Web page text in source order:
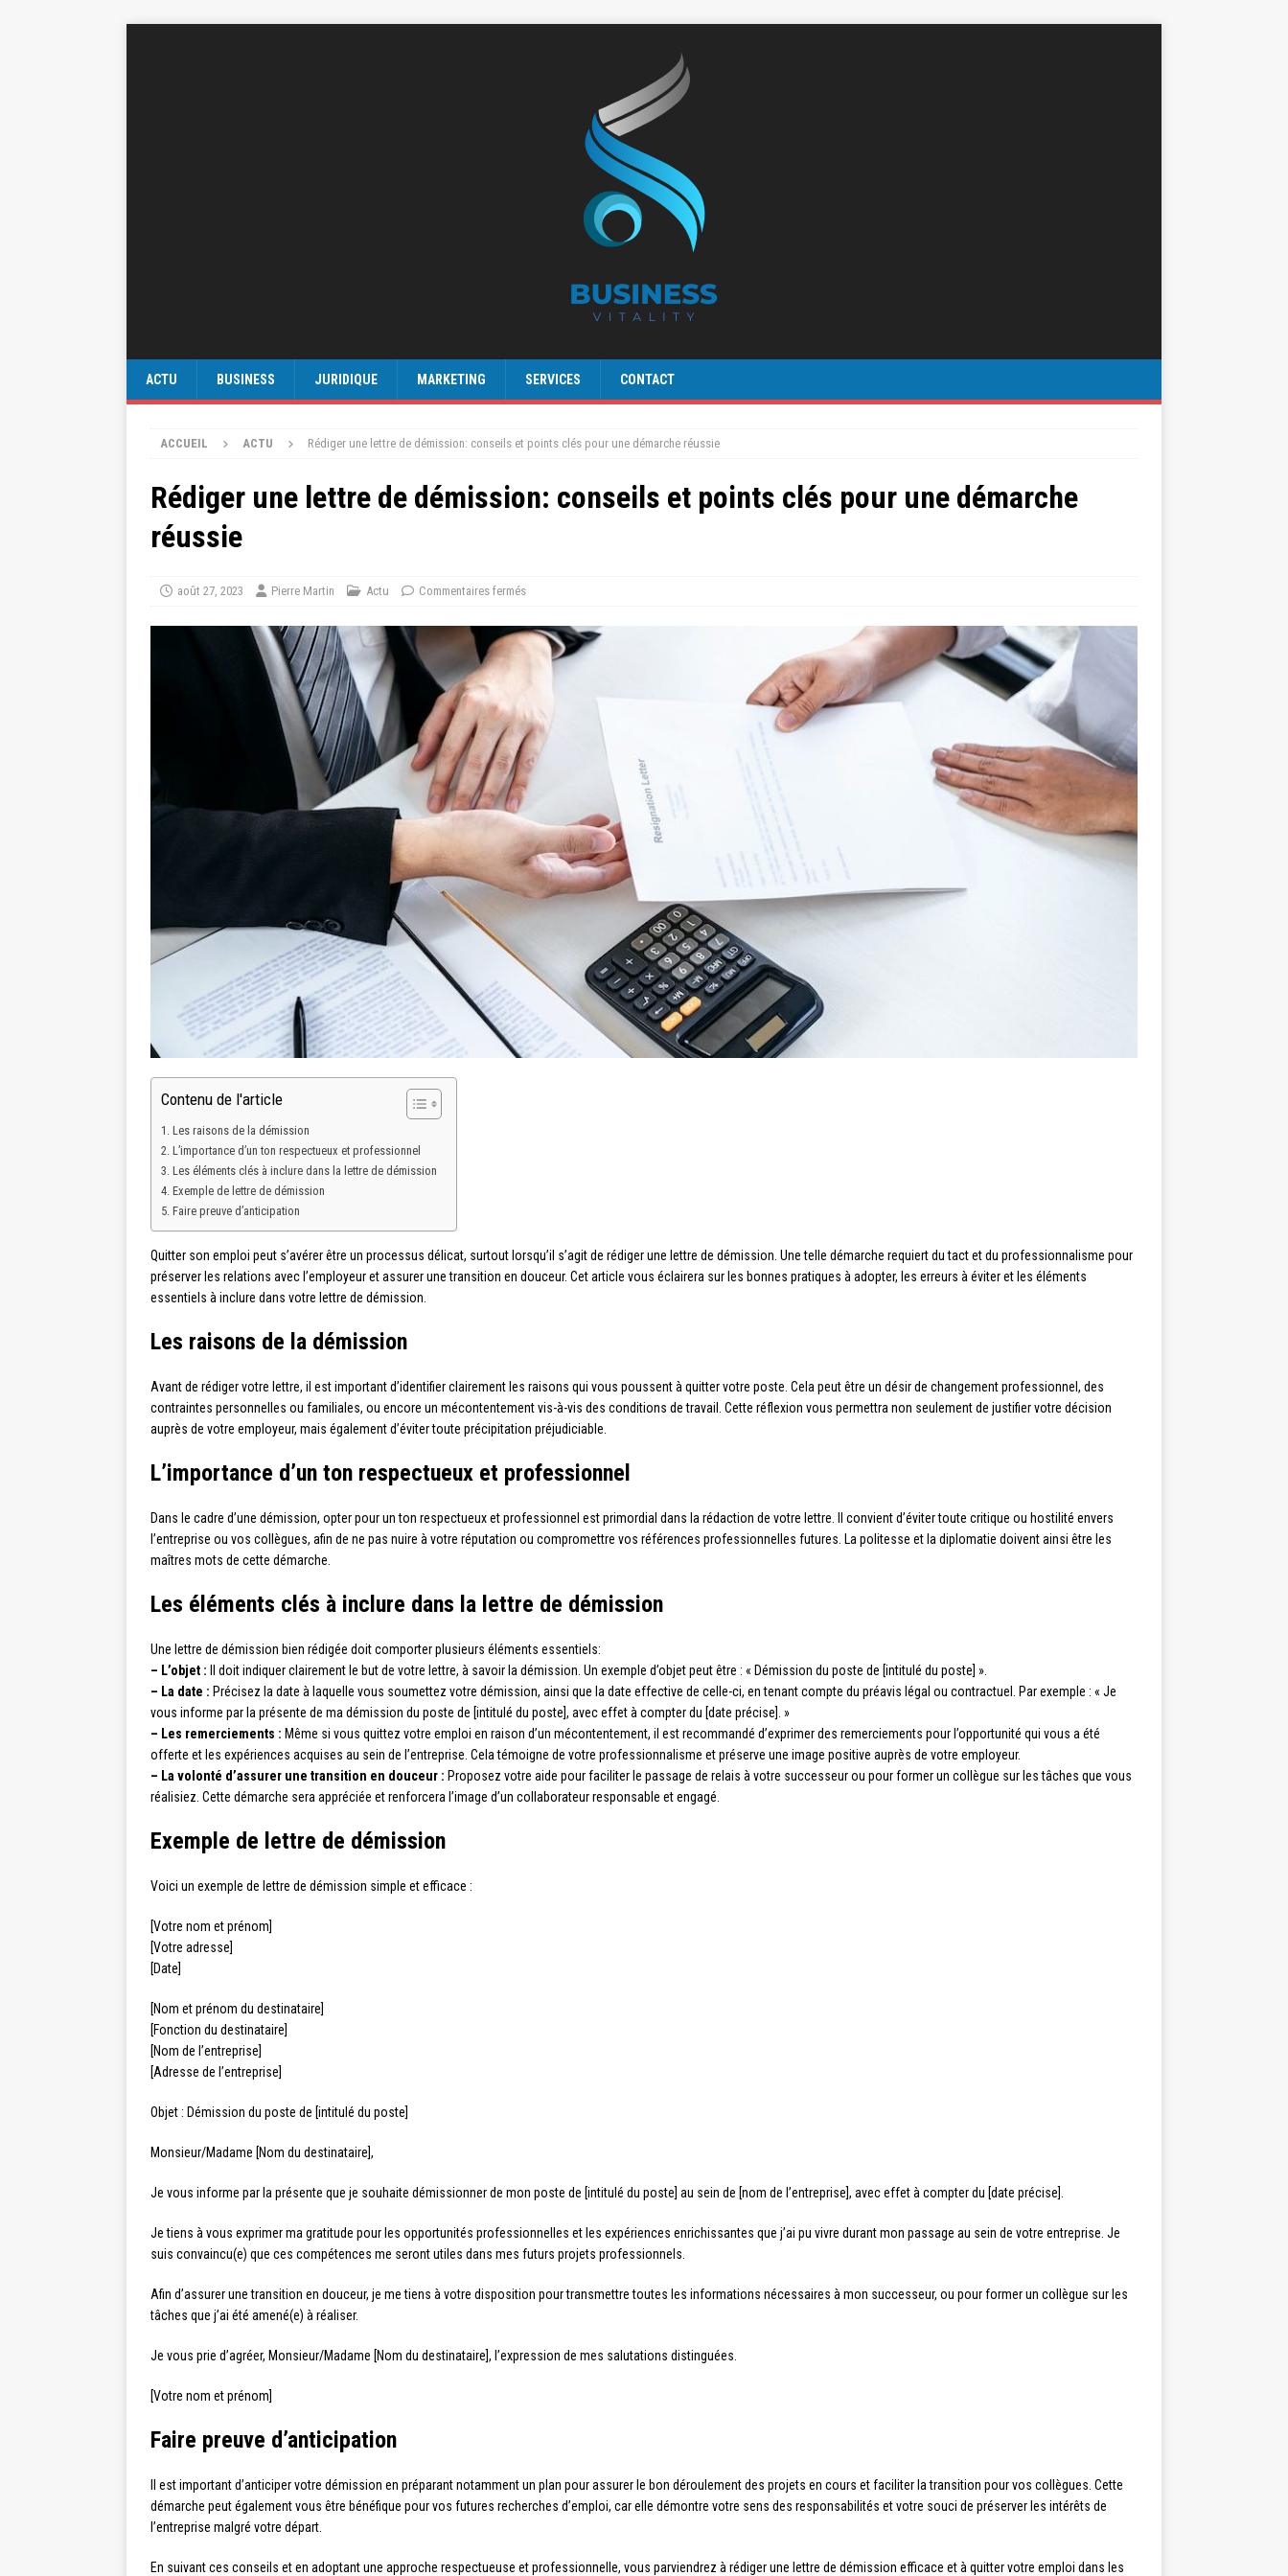
ACTU BUSINESS JURIDIQUE MARKETING SERVICES CONTACT
ACCUEIL ACTU Rédiger une lettre de démission: conseils et points clés pour une démarche réussie
Rédiger une lettre de démission: conseils et points clés pour une démarche
réussie
août 27, 2023 Pierre Martin Actu Commentaires fermés
Contenu de l'article
Les raisons de la démission
L’importance d’un ton respectueux et professionnel
Les éléments clés à inclure dans la lettre de démission
Exemple de lettre de démission
Faire preuve d’anticipation
Quitter son emploi peut s’avérer être un processus délicat, surtout lorsqu’il s’agit de rédiger une lettre de démission. Une telle démarche requiert du tact et du professionnalisme pour
préserver les relations avec l’employeur et assurer une transition en douceur. Cet article vous éclairera sur les bonnes pratiques à adopter, les erreurs à éviter et les éléments
essentiels à inclure dans votre lettre de démission.
Les raisons de la démission
Avant de rédiger votre lettre, il est important d’identifier clairement les raisons qui vous poussent à quitter votre poste. Cela peut être un désir de changement professionnel, des
contraintes personnelles ou familiales, ou encore un mécontentement vis-à-vis des conditions de travail. Cette réflexion vous permettra non seulement de justifier votre décision
auprès de votre employeur, mais également d’éviter toute précipitation préjudiciable.
L’importance d’un ton respectueux et professionnel
Dans le cadre d’une démission, opter pour un ton respectueux et professionnel est primordial dans la rédaction de votre lettre. Il convient d’éviter toute critique ou hostilité envers
l’entreprise ou vos collègues, afin de ne pas nuire à votre réputation ou compromettre vos références professionnelles futures. La politesse et la diplomatie doivent ainsi être les
maîtres mots de cette démarche.
Les éléments clés à inclure dans la lettre de démission
Une lettre de démission bien rédigée doit comporter plusieurs éléments essentiels:
– L’objet : Il doit indiquer clairement le but de votre lettre, à savoir la démission. Un exemple d’objet peut être : « Démission du poste de [intitulé du poste] ».
– La date : Précisez la date à laquelle vous soumettez votre démission, ainsi que la date effective de celle-ci, en tenant compte du préavis légal ou contractuel. Par exemple : « Je
vous informe par la présente de ma démission du poste de [intitulé du poste], avec effet à compter du [date précise]. »
– Les remerciements : Même si vous quittez votre emploi en raison d’un mécontentement, il est recommandé d’exprimer des remerciements pour l’opportunité qui vous a été
offerte et les expériences acquises au sein de l’entreprise. Cela témoigne de votre professionnalisme et préserve une image positive auprès de votre employeur.
– La volonté d’assurer une transition en douceur : Proposez votre aide pour faciliter le passage de relais à votre successeur ou pour former un collègue sur les tâches que vous
réalisiez. Cette démarche sera appréciée et renforcera l’image d’un collaborateur responsable et engagé.
Exemple de lettre de démission
Voici un exemple de lettre de démission simple et efficace :
[Votre nom et prénom]
[Votre adresse]
[Date]
[Nom et prénom du destinataire]
[Fonction du destinataire]
[Nom de l’entreprise]
[Adresse de l’entreprise]
Objet : Démission du poste de [intitulé du poste]
Monsieur/Madame [Nom du destinataire],
Je vous informe par la présente que je souhaite démissionner de mon poste de [intitulé du poste] au sein de [nom de l’entreprise], avec effet à compter du [date précise].
Je tiens à vous exprimer ma gratitude pour les opportunités professionnelles et les expériences enrichissantes que j’ai pu vivre durant mon passage au sein de votre entreprise. Je
suis convaincu(e) que ces compétences me seront utiles dans mes futurs projets professionnels.
Afin d’assurer une transition en douceur, je me tiens à votre disposition pour transmettre toutes les informations nécessaires à mon successeur, ou pour former un collègue sur les
tâches que j’ai été amené(e) à réaliser.
Je vous prie d’agréer, Monsieur/Madame [Nom du destinataire], l’expression de mes salutations distinguées.
[Votre nom et prénom]
Faire preuve d’anticipation
Il est important d’anticiper votre démission en préparant notamment un plan pour assurer le bon déroulement des projets en cours et faciliter la transition pour vos collègues. Cette
démarche peut également vous être bénéfique pour vos futures recherches d’emploi, car elle démontre votre sens des responsabilités et votre souci de préserver les intérêts de
l’entreprise malgré votre départ.
En suivant ces conseils et en adoptant une approche respectueuse et professionnelle, vous parviendrez à rédiger une lettre de démission efficace et à quitter votre emploi dans les